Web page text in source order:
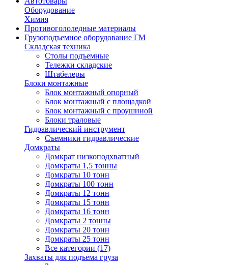
Оборудование
Химия
Противогололедные материалы
Грузоподъемное оборудование ГМ
Складская техника
Столы подъемные
Тележки складские
Штабелеры
Блоки монтажные
Блок монтажный опорный
Блок монтажный с площадкой
Блок монтажный с проушиной
Блоки траловые
Гидравлический инструмент
Съемники гидравлические
Домкраты
Домкрат низкоподхватный
Домкраты 1,5 тонны
Домкраты 10 тонн
Домкраты 100 тонн
Домкраты 12 тонн
Домкраты 15 тонн
Домкраты 16 тонн
Домкраты 2 тонны
Домкраты 20 тонн
Домкраты 25 тонн
Все категории (17)
Захваты для подъема груза